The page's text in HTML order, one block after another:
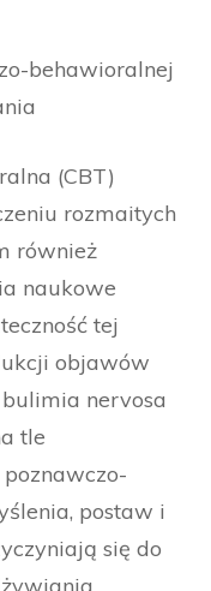
behawioralnej
(CBT)
rozmaitych
również
naukowe
tej
objawów
nervosa
tle
postaw i
się do